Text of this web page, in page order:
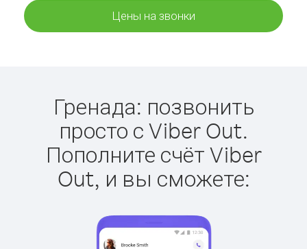
Цены на звонки
Гренада: позвонить
просто с Viber Out.
Пополните счёт Viber
Out, и вы сможете: